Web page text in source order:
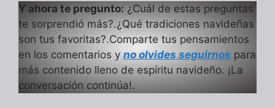
Y ahora te pregunto: ¿Cuál de estas preguntas
te sorprendió más?.¿Qué tradiciones navideñas
son tus favoritas?.Comparte tus pensamientos
en los comentarios y no olvides seguirnos para
más contenido lleno de espíritu navideño. ¡La
conversación continúa!.